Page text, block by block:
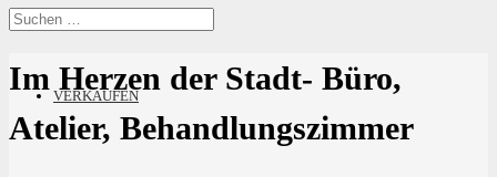
VERKAUFEN
Im Herzen der Stadt- Büro,
Atelier, Behandlungszimmer